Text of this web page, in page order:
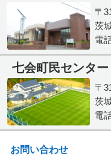
〒
茨
電
七会町民センター
〒
茨
電
お問い合わせ